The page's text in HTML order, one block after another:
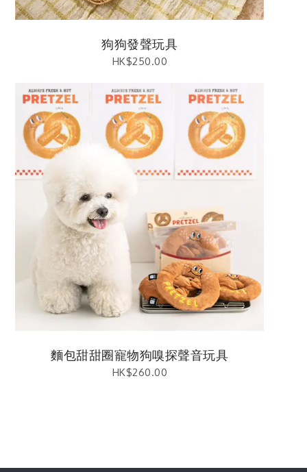
狗狗發聲玩具
HK$250.00
麵包甜甜圈寵物狗嗅探聲音玩具
HK$260.00